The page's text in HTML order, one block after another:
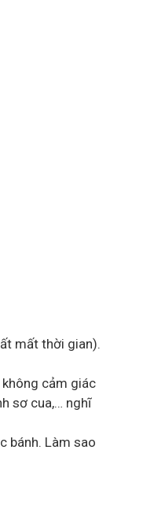
mất thời gian).
cảm giác
sơ cua,… nghĩ
bánh. Làm sao